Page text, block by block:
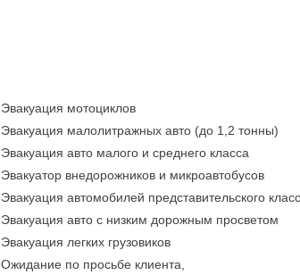
Эвакуация мотоциклов
Эвакуация малолитражных авто (до 1,2 тонны)
Эвакуация авто малого и среднего класса
Эвакуатор внедорожников и микроавтобусов
Эвакуация автомобилей представительского
Эвакуация авто с низким дорожным просветом
Эвакуация легких грузовиков
Ожидание по просьбе клиента,